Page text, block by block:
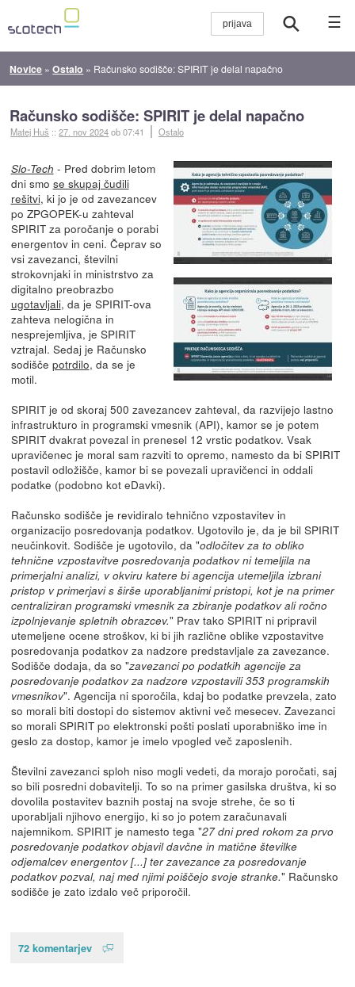
☰
Novice »Ostalo » Računsko sodišče: SPIRIT je delal napačno
Računsko sodišče: SPIRIT je delal napačno
Matej Huš ::27. nov 2024ob 07:41 Ostalo
Slo-Tech - Pred dobrim letom
dni smo se skupaj čudili
rešitvi, ki jo je od zavezancev
po ZPGOPEK-u zahteval
SPIRIT za poročanje o porabi
energentov in ceni. Čeprav so
vsi zavezanci, številni
strokovnjaki in ministrstvo za
digitalno preobrazbo
ugotavljali, da je SPIRIT-ova
zahteva nelogična in
nesprejemljiva, je SPIRIT
vztrajal. Sedaj je Računsko
sodišče potrdilo, da se je
motil.
SPIRIT je od skoraj 500 zavezancev zahteval, da razvijejo lastno
infrastrukturo in programski vmesnik (API), kamor se je potem
SPIRIT dvakrat povezal in prenesel 12 vrstic podatkov. Vsak
upravičenec je moral sam razviti to opremo, namesto da bi SPIRIT
postavil odložišče, kamor bi se povezali upravičenci in oddali
podatke (podobno kot eDavki).
Računsko sodišče je revidiralo tehnično vzpostavitev in
organizacijo posredovanja podatkov. Ugotovilo je, da je bil SPIRIT
neučinkovit. Sodišče je ugotovilo, da "odločitev za to obliko
tehnične vzpostavitve posredovanja podatkov ni temeljila na
primerjalni analizi, v okviru katere bi agencija utemeljila izbrani
pristop v primerjavi s širše uporabljanimi pristopi, kot je na primer
centraliziran programski vmesnik za zbiranje podatkov ali ročno
izpolnjevanje spletnih obrazcev." Prav tako SPIRIT ni pripravil
utemeljene ocene stroškov, ki bi jih različne oblike vzpostavitve
posredovanja podatkov za nadzore predstavljale za zavezance.
Sodišče dodaja, da so "zavezanci po podatkih agencije za
posredovanje podatkov za nadzore vzpostavili 353 programskih
vmesnikov". Agencija ni sporočila, kdaj bo podatke prevzela, zato
so morali biti dostopi do sistemov aktivni več mesecev. Zavezanci
so morali SPIRIT po elektronski pošti poslati uporabniško ime in
geslo za dostop, kamor je imelo vpogled več zaposlenih.
Številni zavezanci sploh niso mogli vedeti, da morajo poročati, saj
so bili posredni dobavitelji. To so na primer gasilska društva, ki so
dovolila postavitev baznih postaj na svoje strehe, če so ti
uporabljali njihovo energijo, ki so jo potem zaračunavali
najemnikom. SPIRIT je namesto tega "27 dni pred rokom za prvo
posredovanje podatkov objavil davčne in matične številke
odjemalcev energentov [...] ter zavezance za posredovanje
podatkov pozval, naj med njimi poiščejo svoje stranke." Računsko
sodišče je zato izdalo več priporočil.
72 komentarjev